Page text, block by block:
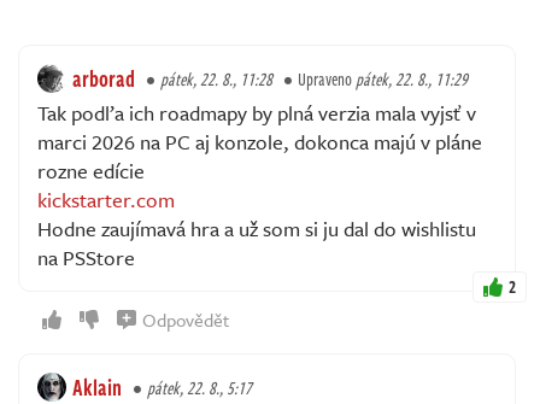
arborad pátek, 22. 8., 11:28 Upravenopátek, 22. 8., 11:29
Tak podľa ich roadmapy by plná verzia mala vyjsť v
marci 2026 na PC aj konzole, dokonca majú v pláne
rozne edície
kickstarter.com
Hodne zaujímavá hra a už som si ju dal do wishlistu
na PSStore
2
Odpovědět
Aklain pátek, 22. 8., 5:17